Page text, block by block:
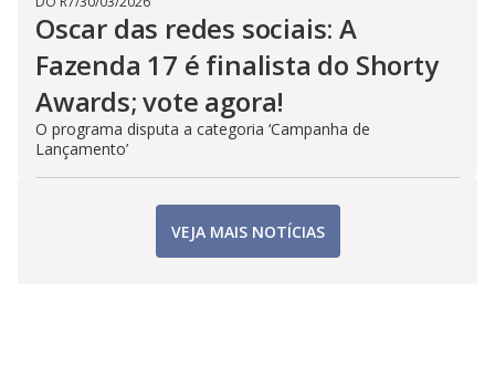
Oscar das redes sociais: A
Fazenda 17 é finalista do Shorty
Awards; vote agora!
O programa disputa a categoria ‘Campanha de
Lançamento’
VEJA MAIS NOTÍCIAS